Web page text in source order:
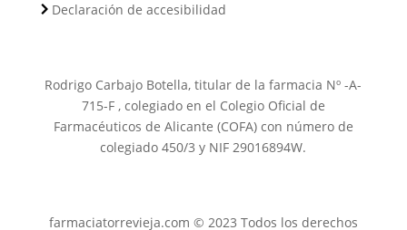
Declaración de accesibilidad
Rodrigo Carbajo Botella, titular de la farmacia Nº -A-
715-F , colegiado en el Colegio Oficial de
Farmacéuticos de Alicante (COFA) con número de
colegiado 450/3 y NIF 29016894W.
farmaciatorrevieja.com © 2023 Todos los derechos